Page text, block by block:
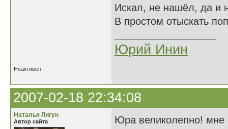
Искал, не нашёл, да и
В простом отыскать
Юрий Инин
Неактивен
2007-02-18 22:34:08
Наталья Лигун
Автор сайта Юра великолепно! мне